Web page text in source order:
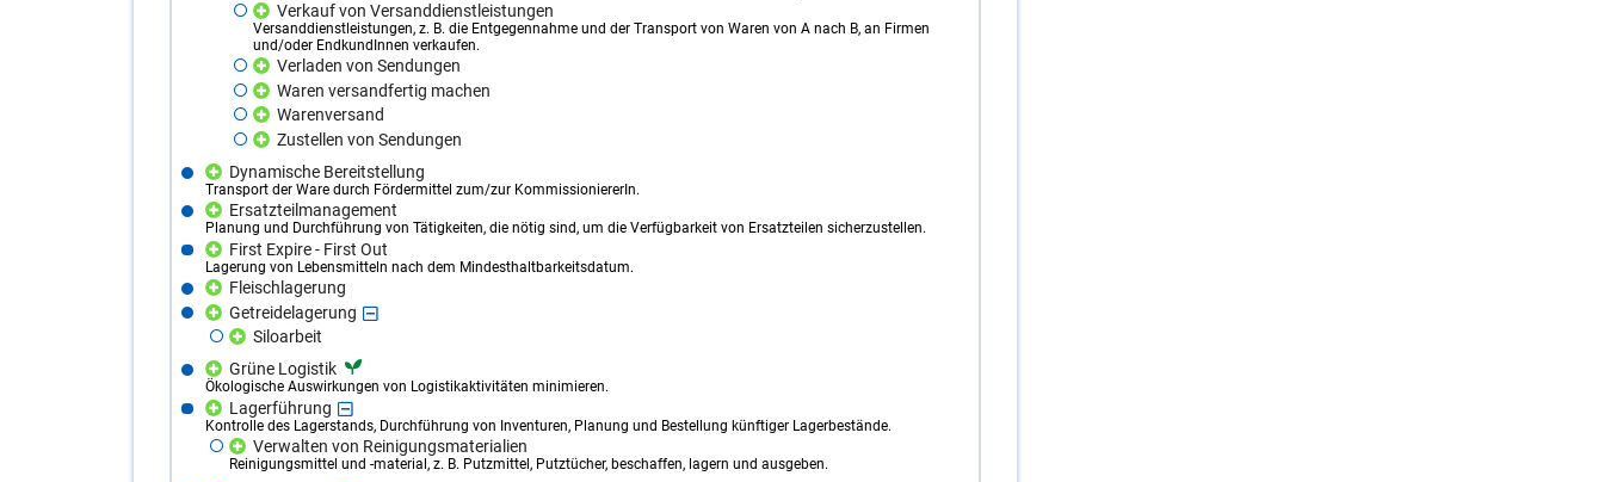
Verkauf von Versanddienstleistungen
Versanddienstleistungen, z. B. die Entgegennahme und der Transport von Waren von A nach B, an Firmen
und/oder EndkundInnen verkaufen.
Verladen von Sendungen
Waren versandfertig machen
Warenversand
Zustellen von Sendungen
Dynamische Bereitstellung
Transport der Ware durch Fördermittel zum/zur KommissioniererIn.
Ersatzteilmanagement
Planung und Durchführung von Tätigkeiten, die nötig sind, um die Verfügbarkeit von Ersatzteilen sicherzustellen.
First Expire - First Out
Lagerung von Lebensmitteln nach dem Mindesthaltbarkeitsdatum.
Fleischlagerung
Getreidelagerung
Siloarbeit
Grüne Logistik
Ökologische Auswirkungen von Logistikaktivitäten minimieren.
Lagerführung
Kontrolle des Lagerstands, Durchführung von Inventuren, Planung und Bestellung künftiger Lagerbestände.
Verwalten von Reinigungsmaterialien
Reinigungsmittel und -material, z. B. Putzmittel, Putztücher, beschaffen, lagern und ausgeben.